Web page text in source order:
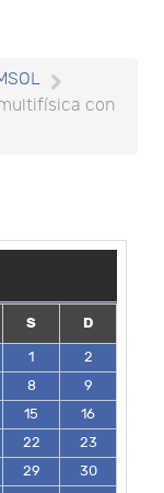
con
S
D
1
2
8
9
15
16
22
23
29
30